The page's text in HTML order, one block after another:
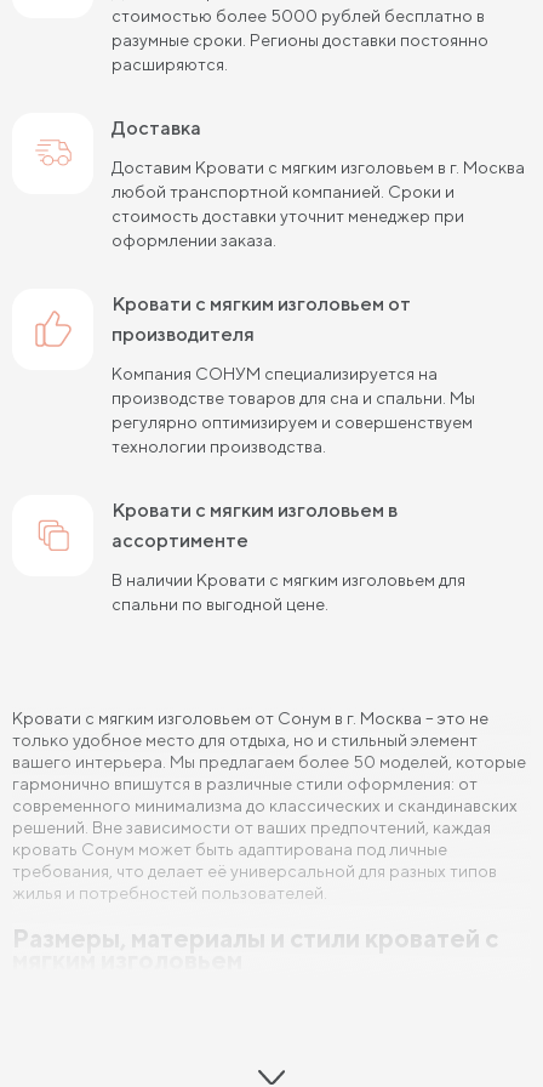
стоимостью более 5000 рублей бесплатно в
разумные сроки. Регионы доставки постоянно
расширяются.
Доставка
Доставим Кровати с мягким изголовьем в г. Москва
любой транспортной компанией. Сроки и
стоимость доставки уточнит менеджер при
оформлении заказа.
Кровати с мягким изголовьем от
производителя
Компания СОНУМ специализируется на
производстве товаров для сна и спальни. Мы
регулярно оптимизируем и совершенствуем
технологии производства.
Кровати с мягким изголовьем в
ассортименте
В наличии Кровати с мягким изголовьем для
спальни по выгодной цене.
Кровати с мягким изголовьем от Сонум в г. Москва – это не
только удобное место для отдыха, но и стильный элемент
вашего интерьера. Мы предлагаем более 50 моделей, которые
гармонично впишутся в различные стили оформления: от
современного минимализма до классических и скандинавских
решений. Вне зависимости от ваших предпочтений, каждая
кровать Сонум может быть адаптирована под личные
требования, что делает её универсальной для разных типов
жилья и потребностей пользователей.
Размеры, материалы и стили кроватей с